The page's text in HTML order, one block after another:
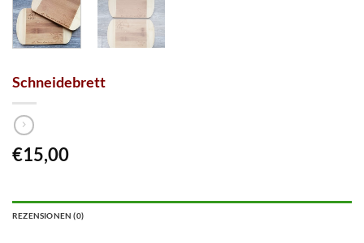
Schneidebrett
€15,00
REZENSIONEN (0)